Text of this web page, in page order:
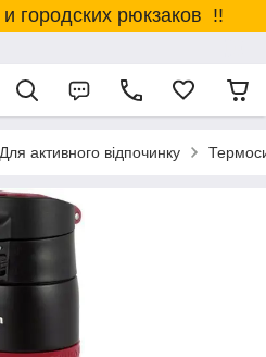
городских рюкзаков !!
Для активного відпочинку